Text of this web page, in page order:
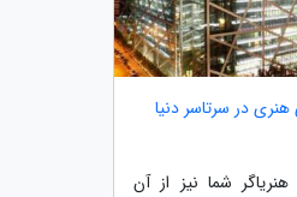
در سرتاسر دنیا
شما نیز از آن